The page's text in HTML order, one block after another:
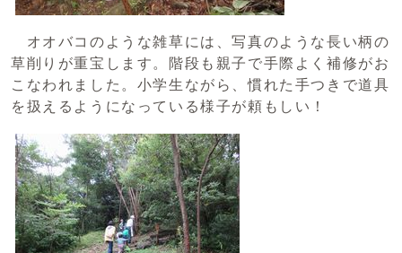
オオバコのような雑草には、写真のような長い柄の
草削りが重宝します。階段も親子で手際よく補修がお
こなわれました。小学生ながら、慣れた手つきで道具
を扱えるようになっている様子が頼もしい！